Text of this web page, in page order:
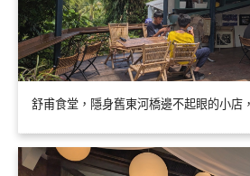
舒甫食堂，隱身舊東河橋邊不起眼的小店